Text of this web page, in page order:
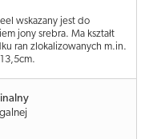
wskazany jest do
jony srebra. Ma kształt
ran zlokalizowanych m.in.